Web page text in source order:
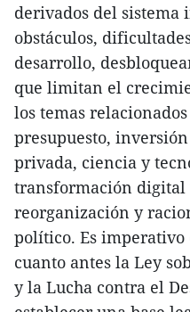
derivados del
obstáculos,
desarrollo,
que limitan el
los temas
presupuesto,
privada, ciencia y
transformación
reorganización y
político. Es
cuanto antes la Ley
y la Lucha contra el